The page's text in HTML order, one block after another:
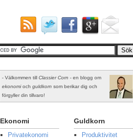
- Välkommen till Classier Corn - en blogg om
ekonomioch guldkorn som berikar dig och
förgyller din tillvaro!
Ekonomi
Privatekonomi
Guldkorn
Produktivitet